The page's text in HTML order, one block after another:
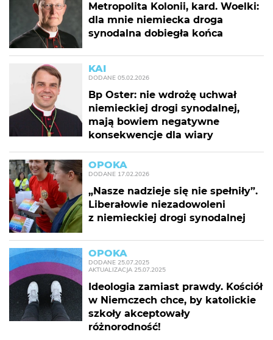
Metropolita Kolonii, kard. Woelki:
dla mnie niemiecka droga
synodalna dobiegła końca
KAI
DODANE 05.02.2026
Bp Oster: nie wdrożę uchwał
niemieckiej drogi synodalnej,
mają bowiem negatywne
konsekwencje dla wiary
OPOKA
DODANE 17.02.2026
„Nasze nadzieje się nie spełniły”.
Liberałowie niezadowoleni
z niemieckiej drogi synodalnej
OPOKA
DODANE 25.07.2025
AKTUALIZACJA 25.07.2025
Ideologia zamiast prawdy. Kościół
w Niemczech chce, by katolickie
szkoły akceptowały
różnorodność!